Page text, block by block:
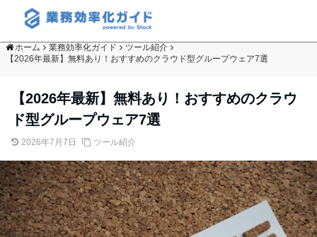
ホーム 業務効率化ガイド
ツール紹介
【2026年最新】無料あり！おすすめのクラウド型グループウェア7選
【2026年最新】無料あり！おすすめのクラウ
ド型グループウェア7選
2026年7月7日 ツール紹介